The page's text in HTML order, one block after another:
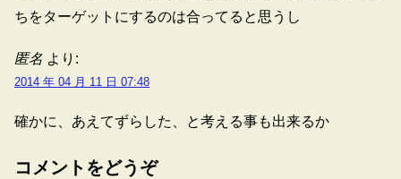
ちをターゲットにするのは合ってると思うし
匿名 より:
2014 年 04 月 11 日 07:48
確かに、あえてずらした、と考える事も出来るか
コメントをどうぞ